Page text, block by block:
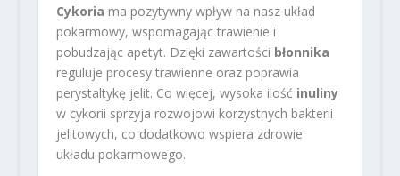
Cykoria ma pozytywny wpływ na nasz układ
pokarmowy, wspomagając trawienie i
pobudzając apetyt. Dzięki zawartości błonnika
reguluje procesy trawienne oraz poprawia
perystaltykę jelit. Co więcej, wysoka ilość inuliny
w cykorii sprzyja rozwojowi korzystnych bakterii
jelitowych, co dodatkowo wspiera zdrowie
układu pokarmowego.